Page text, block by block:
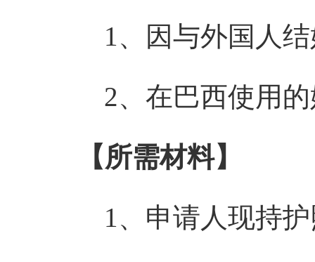
1、因与外国人结
2、在巴西使用的
【所需材料】
1、申请人现持护